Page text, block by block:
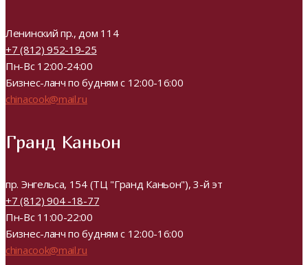
Ленинский пр., дом 114
+7 (812) 952-19-25
Пн-Вс 12:00-24:00
Бизнес-ланч по будням с 12:00-16:00
chinacook@mail.ru
Гранд Каньон
пр. Энгельса, 154 (ТЦ "Гранд Каньон"), 3-й эт
+7 (812) 904 -18-77
Пн-Вс 11:00-22:00
Бизнес-ланч по будням с 12:00-16:00
chinacook@mail.ru